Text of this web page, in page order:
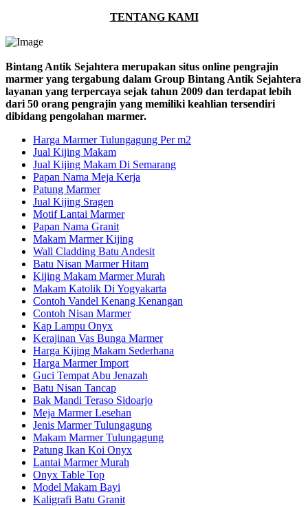
TENTANG KAMI
Bintang Antik Sejahtera merupakan situs online pengrajin
marmer yang tergabung dalam Group Bintang Antik Sejahtera
layanan yang terpercaya sejak tahun 2009 dan terdapat lebih
dari 50 orang pengrajin yang memiliki keahlian tersendiri
dibidang pengolahan marmer.
Harga Marmer Tulungagung Per m2
Jual Kijing Makam
Jual Kijing Makam Di Semarang
Papan Nama Meja Kerja
Patung Marmer
Jual Kijing Sragen
Motif Lantai Marmer
Papan Nama Granit
Makam Marmer Kijing
Wall Cladding Batu Andesit
Batu Nisan Marmer Hitam
Kijing Makam Marmer Murah
Makam Katolik Di Yogyakarta
Contoh Vandel Kenang Kenangan
Contoh Nisan Marmer
Kap Lampu Onyx
Kerajinan Vas Bunga Marmer
Harga Kijing Makam Sederhana
Harga Marmer Import
Guci Tempat Abu Jenazah
Batu Nisan Tancap
Bak Mandi Teraso Sidoarjo
Meja Marmer Lesehan
Jenis Marmer Tulungagung
Makam Marmer Tulungagung
Patung Ikan Koi Onyx
Lantai Marmer Murah
Onyx Table Top
Model Makam Bayi
Kaligrafi Batu Granit